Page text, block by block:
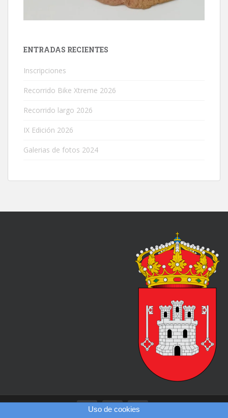
ENTRADAS RECIENTES
Inscripciones
Recorrido Bike Xtreme 2026
Recorrido largo 2026
IX Edición 2026
Galerias de fotos 2024
Uso de cookies